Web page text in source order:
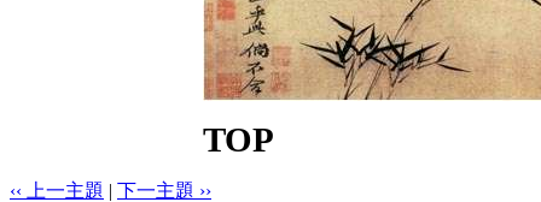
TOP
‹‹ 上一主題 | 下一主題 ››